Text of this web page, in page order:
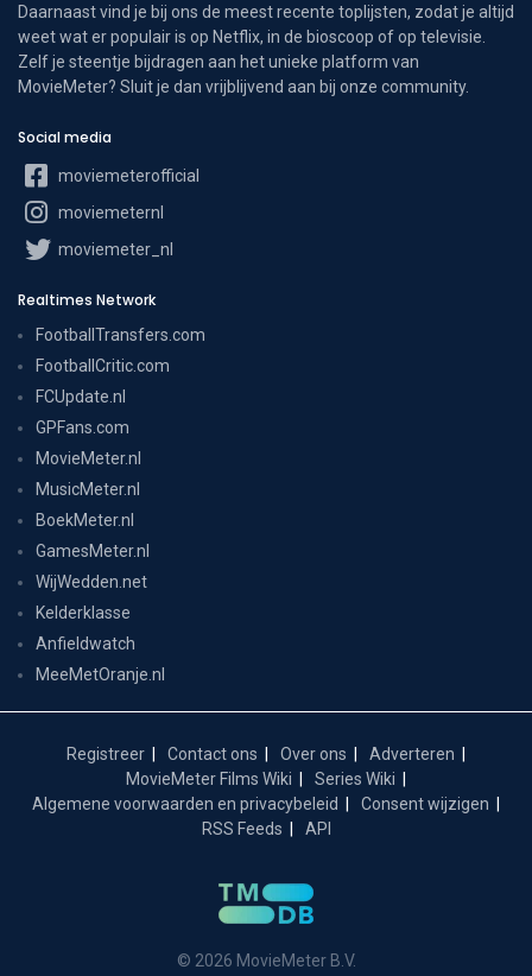
Daarnaast vind je bij ons de meest recente toplijsten, zodat je altijd
weet wat er populair is op Netflix, in de bioscoop of op televisie.
Zelf je steentje bijdragen aan het unieke platform van
MovieMeter? Sluit je dan vrijblijvend aan bij onze community.
Social media
moviemeterofficial
moviemeternl
moviemeter_nl
Realtimes Network
FootballTransfers.com
FootballCritic.com
FCUpdate.nl
GPFans.com
MovieMeter.nl
MusicMeter.nl
BoekMeter.nl
GamesMeter.nl
WijWedden.net
Kelderklasse
Anfieldwatch
MeeMetOranje.nl
Registreer Contact ons Over ons
Adverteren
MovieMeter Films Wiki
Series Wiki
Algemene voorwaarden en privacybeleid
Consent wijzigen
RSS Feeds
API
© 2026 MovieMeter B.V.